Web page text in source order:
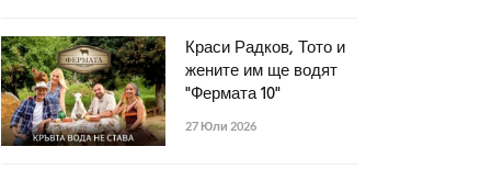
Краси Радков, Тото и
жените им ще водят
"Фермата 10"
27 Юли 2026